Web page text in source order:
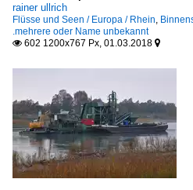
rainer ullrich
Flüsse und Seen / Europa / Rhein,
.mehrere oder Name unbekannt
 602 1200x767 Px, 01.03.2018 